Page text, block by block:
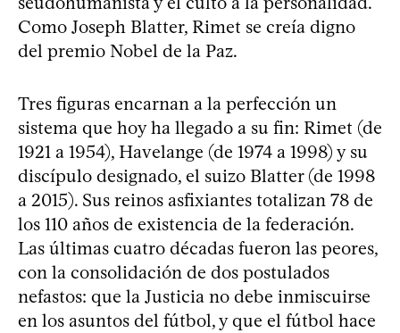
Como Joseph Blatter, Rimet se creía digno
del premio Nobel de la Paz.
Tres figuras encarnan a la perfección un
sistema que hoy ha llegado a su fin: Rimet (de
1921 a 1954), Havelange (de 1974 a 1998) y su
discípulo designado, el suizo Blatter (de 1998
a 2015). Sus reinos asfixiantes totalizan 78 de
los 110 años de existencia de la federación.
Las últimas cuatro décadas fueron las peores,
con la consolidación de dos postulados
nefastos: que la Justicia no debe inmiscuirse
en los asuntos del fútbol, y que el fútbol hace